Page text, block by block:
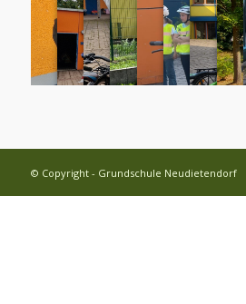
© Copyright - Grundschule Neudietendorf